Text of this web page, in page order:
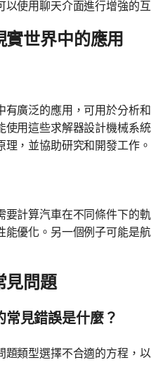
使用聊天介面進行增強的
世界中的應用
廣泛的應用，可用於分析
用這些求解器設計機械系
，並協助研究和開發工作。
計算汽車在不同條件下的
優化。另一個例子可能是
見問題
常見錯誤是什麼？
題類型選擇不合適的方程，